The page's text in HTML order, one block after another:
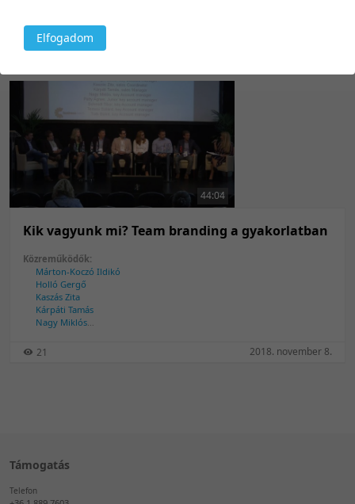
Relevancia szerint
Kezdés/felvétel dátuma szerint
Feltöltés dátuma szerint
Feltöltés dátuma szerint
Utolsó módosítás szerint
Utolsó módosítás szerint
1 tétel
5 tétel/oldal
50 tétel/oldal
100 tétel/oldal
44:04
Kik vagyunk mi? Team branding a gyakorlatban
Közreműködők:
Márton-Koczó Ildikó
Holló Gergő
Kaszás Zita
Kárpáti Tamás
Nagy Miklós
Schmidt Tibor
21 2018. november 8.
Támogatás
Telefon
Elfogadom